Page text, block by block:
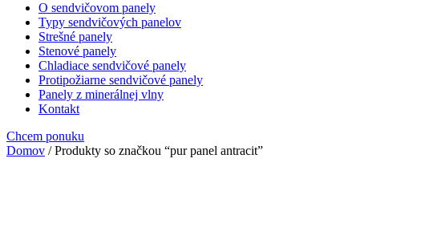
O sendvičovom panely
Typy sendvičových panelov
Strešné panely
Stenové panely
Chladiace sendvičové panely
Protipožiarne sendvičové panely
Panely z minerálnej vlny
Kontakt
Chcem ponuku
Domov / Produkty so značkou “pur panel antracit”